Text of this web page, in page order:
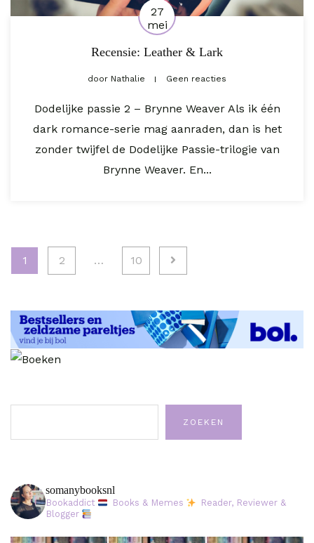
27
mei
Recensie: Leather & Lark
door Nathalie Geen reacties
Dodelijke passie 2 – Brynne Weaver Als ik één
dark romance-serie mag aanraden, dan is het
zonder twijfel de Dodelijke Passie-trilogie van
Brynne Weaver. En...
Berichten
1 2 … 10
ZOEKEN
somanybooksnl
Bookaddict Books & Memes
Reader, Reviewer &
Blogger